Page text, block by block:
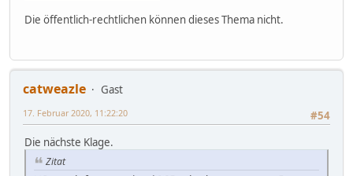
Die öffentlich-rechtlichen können dieses Thema nicht.
catweazle
Gast
#54
17. Februar 2020, 11:22:20
Die nächste Klage.
Zitat